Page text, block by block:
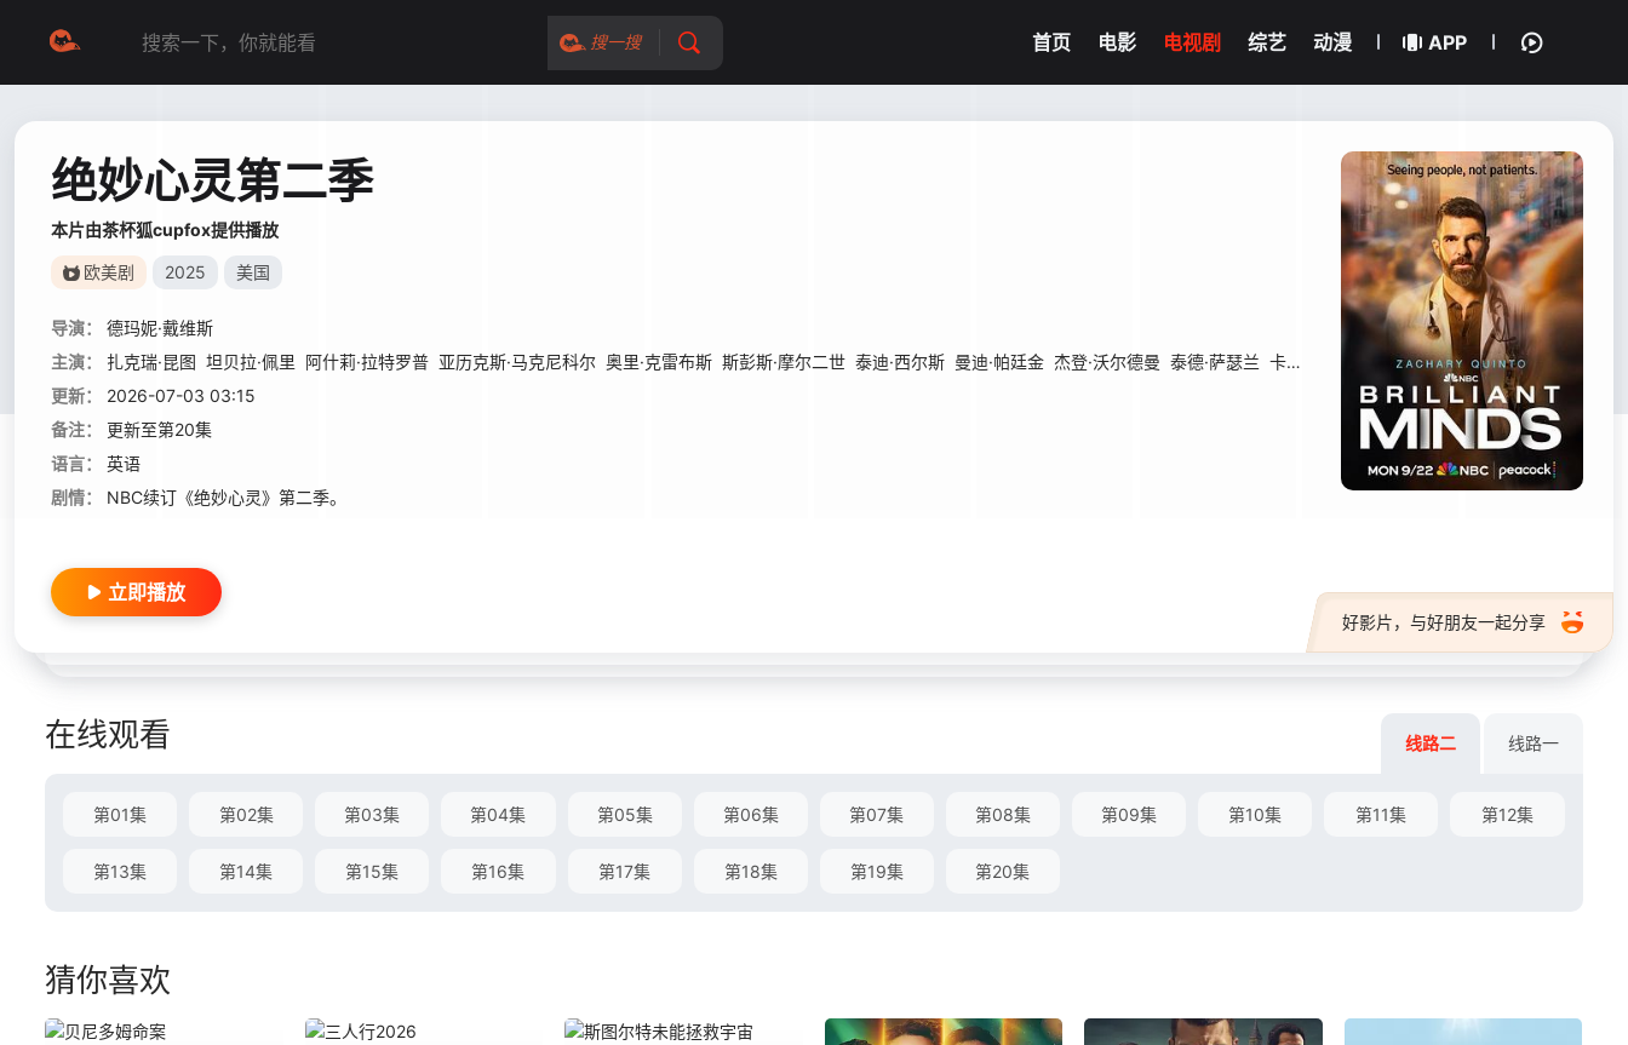
搜一搜 首页 电影 电视剧 综艺 动漫 APP
绝妙心灵第二季
本片由茶杯狐cupfox提供播放
欧美剧 2025 美国
导演：
德玛妮·戴维斯
主演：
扎克瑞·昆图 坦贝拉·佩里 阿什莉·拉特罗普 亚历克斯·马克尼科尔 奥里·克雷布斯 斯彭斯·摩尔二世 泰迪·西尔斯 曼迪·帕廷金 杰登·沃尔德曼 泰德·萨瑟兰 卡伦·罗宾逊 伊登·伊斯皮诺萨 格雷·鲍威尔
更新：
2026-07-03 03:15
备注：
更新至第20集
语言：
英语
剧情：
NBC续订《绝妙心灵》第二季。
好影片，与好朋友一起分享
立即播放
在线观看 线路二 线路一
第01集 第02集 第03集 第04集 第05集 第06集 第07集 第08集 第09集 第10集 第11集 第12集
第13集 第14集 第15集 第16集 第17集 第18集 第19集 第20集
猜你喜欢